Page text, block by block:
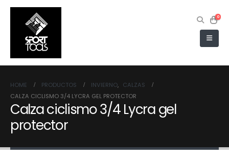
0
HOME PRODUCTOS INVIERNO, CALZAS
CALZA CICLISMO 3/4 LYCRA GEL PROTECTOR
Calza ciclismo 3/4 Lycra gel
protector